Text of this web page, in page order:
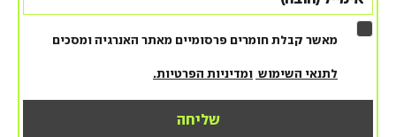
מאשר קבלת חומרים פרסומיים מאתר האנרגיה ומסכים
לתנאי השימוש ומדיניות הפרטיות.